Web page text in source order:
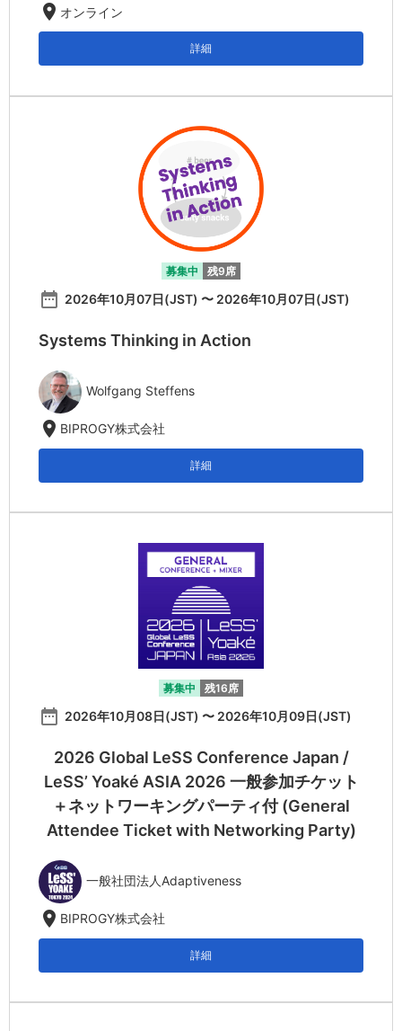
location_on オンライン
詳細
募集中 残9席
date_range 2026年10月07日(JST) 〜 2026年10月07日(JST)
Systems Thinking in Action
Wolfgang Steffens
location_on BIPROGY株式会社
詳細
募集中 残16席
date_range 2026年10月08日(JST) 〜 2026年10月09日(JST)
2026 Global LeSS Conference Japan /
LeSS’ Yoaké ASIA 2026 一般参加チケット
＋ネットワーキングパーティ付 (General
Attendee Ticket with Networking Party)
一般社団法人Adaptiveness
location_on BIPROGY株式会社
詳細